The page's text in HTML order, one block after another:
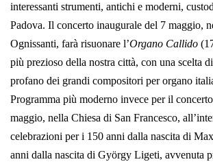
interessanti strumenti, antichi e moderni,
Padova. Il concerto inaugurale del 7 maggio,
Ognissanti, farà risuonare l’Organo Callido
più prezioso della nostra città, con una scelta
profano dei grandi compositori per organo
Programma più moderno invece per il
maggio, nella Chiesa di San Francesco,
celebrazioni per i 150 anni dalla nascita di
anni dalla nascita di György Ligeti, avvenuta